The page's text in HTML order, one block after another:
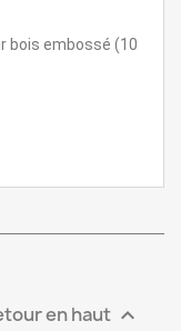
bois embossé (10
en haut 